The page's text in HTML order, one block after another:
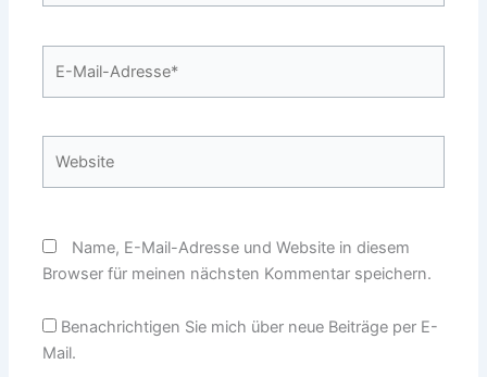
Mail-
Name, E-Mail-Adresse und Website in diesem
Browser für meinen nächsten Kommentar speichern.
Benachrichtigen Sie mich über neue Beiträge per E-
Mail.